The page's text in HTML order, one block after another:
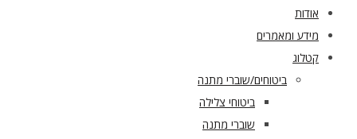
אודות
מידע ומאמרים
קטלוג
ביטוחים/שוברי מתנה
ביטוחי צלילה
שוברי מתנה